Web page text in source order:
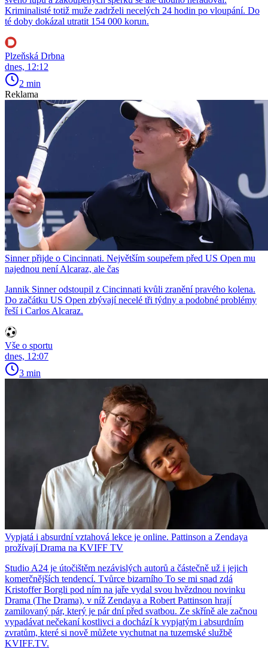
Kriminalisté totiž muže zadrželi necelých 24 hodin po vloupání. Do
té doby dokázal utratit 154 000 korun.
Plzeňská Drbna
dnes, 12:12
2 min
Reklama
Sinner přijde o Cincinnati. Největším soupeřem před US Open mu
najednou není Alcaraz, ale čas
Jannik Sinner odstoupil z Cincinnati kvůli zranění pravého kolena.
Do začátku US Open zbývají necelé tři týdny a podobné problémy
řeší i Carlos Alcaraz.
Vše o sportu
dnes, 12:07
3 min
Vypjatá i absurdní vztahová lekce je online. Pattinson a Zendaya
prožívají Drama na KVIFF TV
Studio A24 je útočištěm nezávislých autorů a částečně už i jejich
komerčnějších tendencí. Tvůrce bizarního To se mi snad zdá
Kristoffer Borgli pod ním na jaře vydal svou hvězdnou novinku
Drama (The Drama), v níž Zendaya a Robert Pattinson hrají
zamilovaný pár, který je pár dní před svatbou. Ze skříně ale začnou
vypadávat nečekaní kostlivci a dochází k vypjatým i absurdním
zvratům, které si nově můžete vychutnat na tuzemské službě
KVIFF.TV.